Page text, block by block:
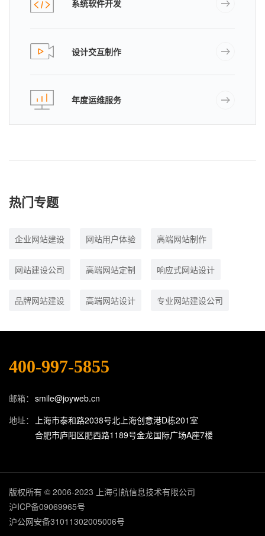
系统软件开发
设计交互制作
年度运维服务
热门专题
企业网站建设 网站用户体验 高端网站制作
网站建设公司 高端网站定制 响应式网站设计
品牌网站建设 高端网站设计 专业网站建设公司
400-997-5855
邮箱： smile@joyweb.cn
地址：
上海市泰和路2038号北上海创意港D栋201室
合肥市庐阳区肥西路1189号金龙国际广场A座7楼
版权所有 © 2006-2023 上海引航信息技术有限公司
沪ICP备09069965号
沪公网安备31011302005006号